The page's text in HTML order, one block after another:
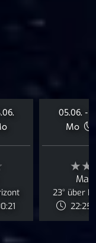
05.06. -
Mo
23° über